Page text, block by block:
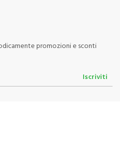
promozioni e sconti
Iscriviti